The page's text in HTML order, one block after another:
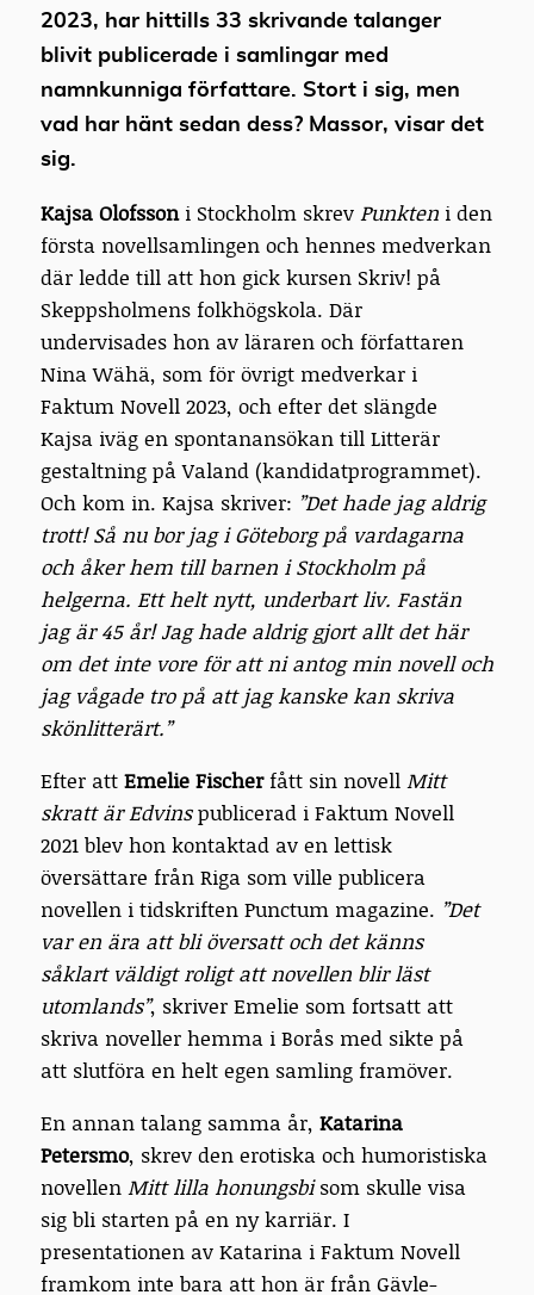
2023, har hittills 33 skrivande talanger
blivit publicerade i samlingar med
namnkunniga författare. Stort i sig, men
vad har hänt sedan dess? Massor, visar det
sig.
Kajsa Olofssoni Stockholm skrev Punkten i den
första novellsamlingen och hennes medverkan
där ledde till att hon gick kursen Skriv! på
Skeppsholmens folkhögskola. Där
undervisades hon av läraren och författaren
Nina Wähä, som för övrigt medverkar i
Faktum Novell 2023, och efter det slängde
Kajsa iväg en spontanansökan till Litterär
gestaltning på Valand (kandidatprogrammet).
Och kom in. Kajsa skriver: ”Det hade jag aldrig
trott! Så nu bor jag i Göteborg på vardagarna
och åker hem till barnen i Stockholm på
helgerna. Ett helt nytt, underbart liv. Fastän
jag är 45 år! Jag hade aldrig gjort allt det här
om det inte vore för att ni antog min novell och
jag vågade tro på att jag kanske kan skriva
skönlitterärt.”
Efter att Emelie Fischerfått sin novell Mitt
skratt är Edvinspublicerad i Faktum Novell
2021 blev hon kontaktad av en lettisk
översättare från Riga som ville publicera
novellen i tidskriften Punctum magazine. ”Det
var en ära att bli översatt och det känns
såklart väldigt roligt att novellen blir läst
utomlands”, skriver Emelie som fortsatt att
skriva noveller hemma i Borås med sikte på
att slutföra en helt egen samling framöver.
En annan talang samma år, Katarina
Petersmo, skrev den erotiska och humoristiska
novellen Mitt lilla honungsbisom skulle visa
sig bli starten på en ny karriär. I
presentationen av Katarina i Faktum Novell
framkom inte bara att hon är från Gävle-